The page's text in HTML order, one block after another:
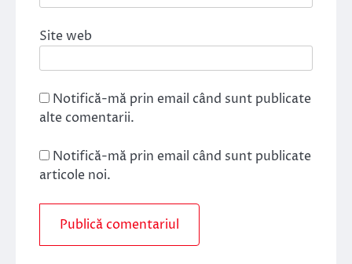
Site web
Notifică-mă prin email când sunt publicate
alte comentarii.
Notifică-mă prin email când sunt publicate
articole noi.